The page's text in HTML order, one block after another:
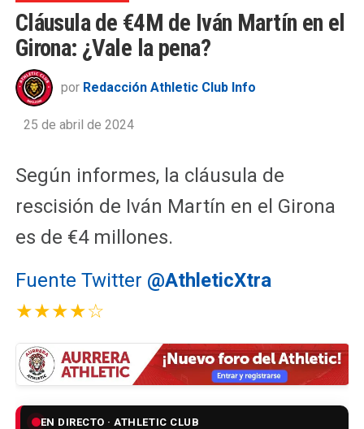
Cláusula de €4M de Iván Martín en el
Girona: ¿Vale la pena?
por Redacción Athletic Club Info
25 de abril de 2024
Según informes, la cláusula de
rescisión de Iván Martín en el Girona
es de €4 millones.
Fuente Twitter @AthleticXtra
★★★★☆
EN DIRECTO · ATHLETIC CLUB